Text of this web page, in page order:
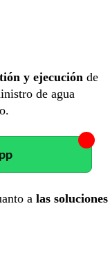
y ejecución de
de agua
a las soluciones